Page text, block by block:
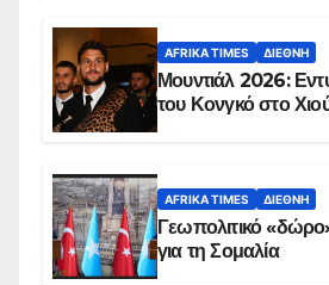
AFRIKA TIMES ΔΙΕΘΝΉ
Μουντιάλ 2026:
του Κονγκό στο
AFRIKA TIMES ΔΙΕΘΝΉ
Γεωπολιτικό
για τη Σομαλία